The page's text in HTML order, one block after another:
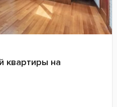
квартиры на